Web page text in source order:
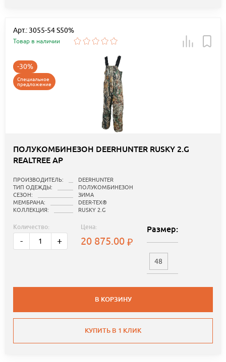
Арт.: 3055-54 S50%
Товар в наличии
-30%
Специальное
предложение
ПОЛУКОМБИНЕЗОН DEERHUNTER RUSKY 2.G
REALTREE AP
ПРОИЗВОДИТЕЛЬ:
DEERHUNTER
ТИП ОДЕЖДЫ:
ПОЛУКОМБИНЕЗОН
СЕЗОН:
ЗИМА
МЕМБРАНА:
DEER-TEX®
КОЛЛЕКЦИЯ:
RUSKY 2.G
Количество:
- +
Цена:
20 875.00
Размер:
48
В КОРЗИНУ
КУПИТЬ В 1 КЛИК